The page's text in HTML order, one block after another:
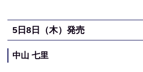
5日8日（木）発売
中山 七里